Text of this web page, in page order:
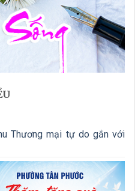
Thương mại tự do gắn với